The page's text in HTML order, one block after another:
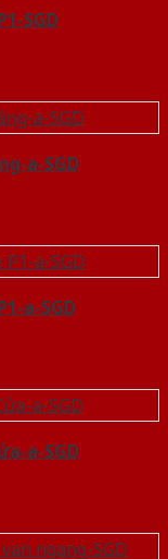
SGD
a-SGD
a-SGD
a-SGD